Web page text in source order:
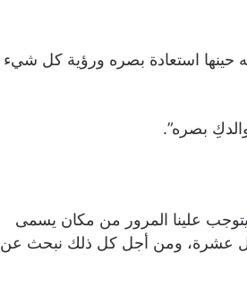
قدمت 300 كيس من الأرز يمكنه حينها استعادة بصره ورؤية كل شيء
بصره”.
ويتوجب علينا المرور من مكان يسمى
عشرة، ومن أجل كل ذلك نبحث عن